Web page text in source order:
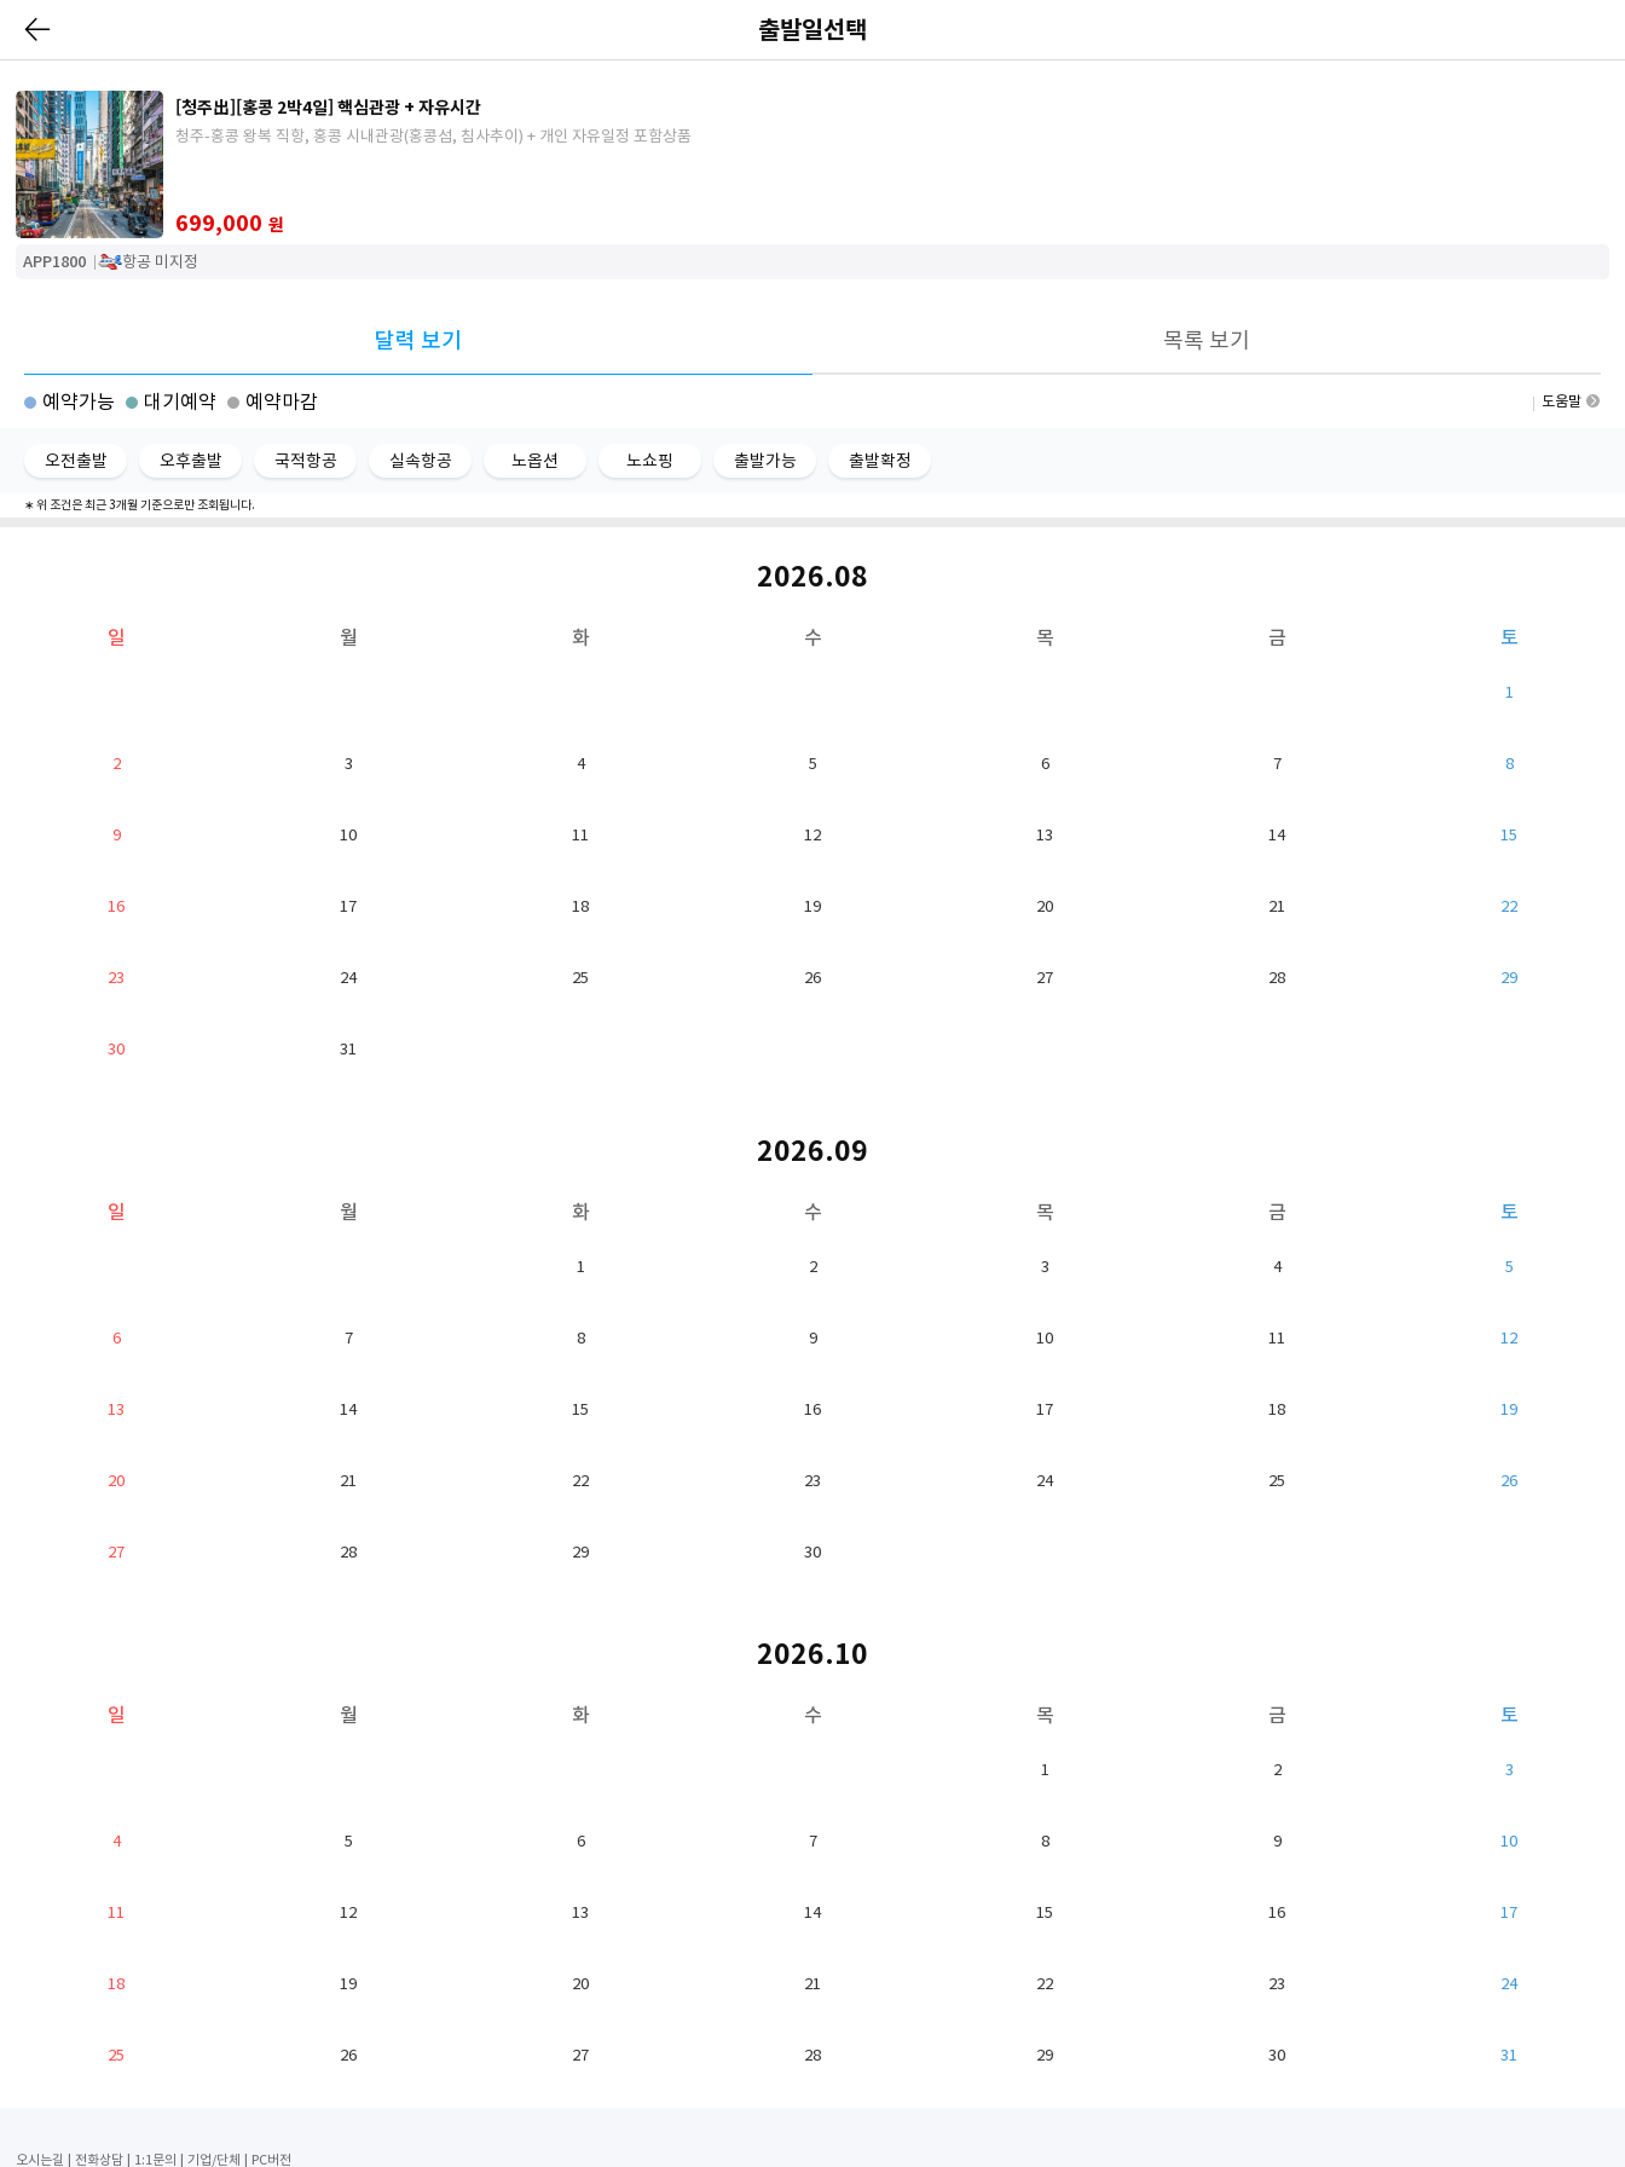
출발일선택
[청주出][홍콩 2박4일] 핵심관광 + 자유시간
청주-홍콩 왕복 직항, 홍콩 시내관광(홍콩섬, 침사추이) + 개인 자유일정 포함상품
699,000 원
APP1800 항공 미지정
달력 보기 목록 보기
예약가능 대기예약 예약마감 도움말
오전출발 오후출발 국적항공 실속항공 노옵션 노쇼핑 출발가능 출발확정
∗ 위 조건은 최근 3개월 기준으로만 조회됩니다.
2026.08
일 월 화 수 목 금 토
1
2 3 4 5 6 7 8
9 10 11 12 13 14 15
16 17 18 19 20 21 22
23 24 25 26 27 28 29
30 31
2026.09
일 월 화 수 목 금 토
1 2 3 4 5
6 7 8 9 10 11 12
13 14 15 16 17 18 19
20 21 22 23 24 25 26
27 28 29 30
2026.10
일 월 화 수 목 금 토
1 2 3
4 5 6 7 8 9 10
11 12 13 14 15 16 17
18 19 20 21 22 23 24
25 26 27 28 29 30 31
오시는길 전화상담 1:1문의 기업/단체 PC버전